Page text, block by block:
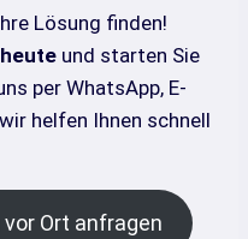
Lösung finden!
und starten Sie
per WhatsApp, E-
helfen Ihnen schnell
Ort anfragen